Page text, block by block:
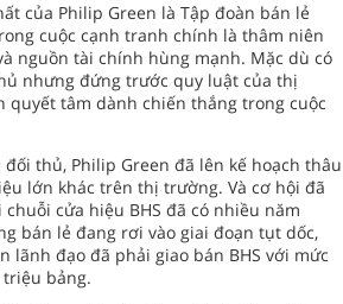
của Philip Green là Tập đoàn bán lẻ
cuộc cạnh tranh chính là thâm niên
nguồn tài chính hùng mạnh. Mặc dù có
nhưng đứng trước quy luật của thị
quyết tâm dành chiến thắng trong cuộc
thủ, Philip Green đã lên kế hoạch thâu
lớn khác trên thị trường. Và cơ hội đã
cửa hiệu BHS đã có nhiều năm
bán lẻ đang rơi vào giai đoạn tụt dốc,
lãnh đạo đã phải giao bán BHS với mức
bảng.